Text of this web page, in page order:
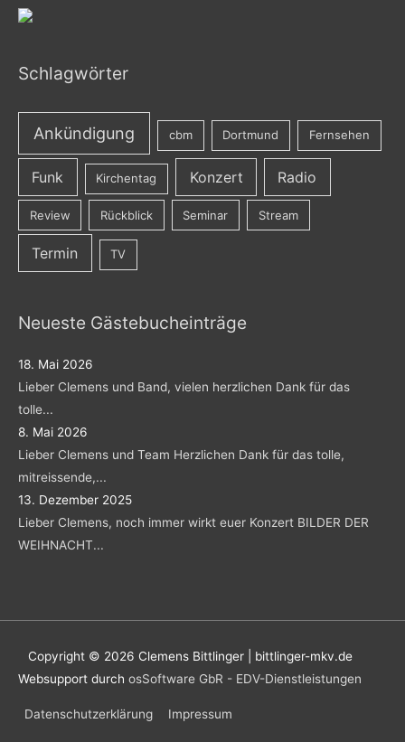
Schlagwörter
Ankündigung cbm Dortmund Fernsehen
Funk Kirchentag Konzert Radio
Review Rückblick Seminar Stream
Termin TV
Neueste Gästebucheinträge
18. Mai 2026
Lieber Clemens und Band, vielen herzlichen Dank für das
tolle...
8. Mai 2026
Lieber Clemens und Team Herzlichen Dank für das tolle,
mitreissende,...
13. Dezember 2025
Lieber Clemens, noch immer wirkt euer Konzert BILDER DER
WEIHNACHT...
Copyright © 2026 Clemens Bittlinger | bittlinger-mkv.de
Websupport durch osSoftware GbR - EDV-Dienstleistungen
Datenschutzerklärung Impressum